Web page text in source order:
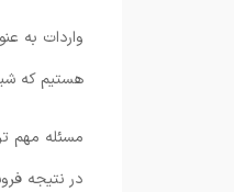
واردات به
هستیم که
مسئله مهم
در نتیجه